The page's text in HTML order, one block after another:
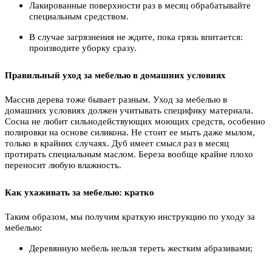
Лакированные поверхности раз в месяц обрабатывайте
специальным средством.
В случае загрязнения не ждите, пока грязь впитается:
производите уборку сразу.
Правильный уход за мебелью в домашних условиях
Массив дерева тоже бывает разным. Уход за мебелью в
домашних условиях должен учитывать специфику материала.
Сосна не любит сильнодействующих моющих средств, особенно
полировки на основе силикона. Не стоит ее мыть даже мылом,
только в крайних случаях. Дуб имеет смысл раз в месяц
протирать специальным маслом. Береза вообще крайне плохо
переносит любую влажность.
Как ухаживать за мебелью: кратко
Таким образом, мы получим краткую инструкцию по уходу за
мебелью:
Деревянную мебель нельзя тереть жестким абразивами;